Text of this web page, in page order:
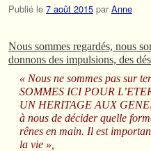
Publié le 7 août 2015 par Anne
Nous sommes regardés, nous
donnons des impulsions, des
« Nous ne sommes pas sur
SOMMES ICI POUR
UN HERITAGE AUX
à nous de décider quelle
rênes en main. Il est
la vie »,